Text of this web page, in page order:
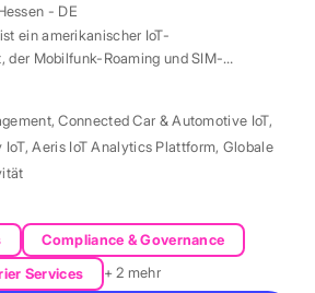
- DE
ein amerikanischer IoT-
der Mobilfunk-Roaming und SIM-
Ländern verwaltet.
,Connected Car & Automotive IoT,
IoT,Aeris IoT Analytics Plattform, Globale
Compliance & Governance
Services
+ 2 mehr